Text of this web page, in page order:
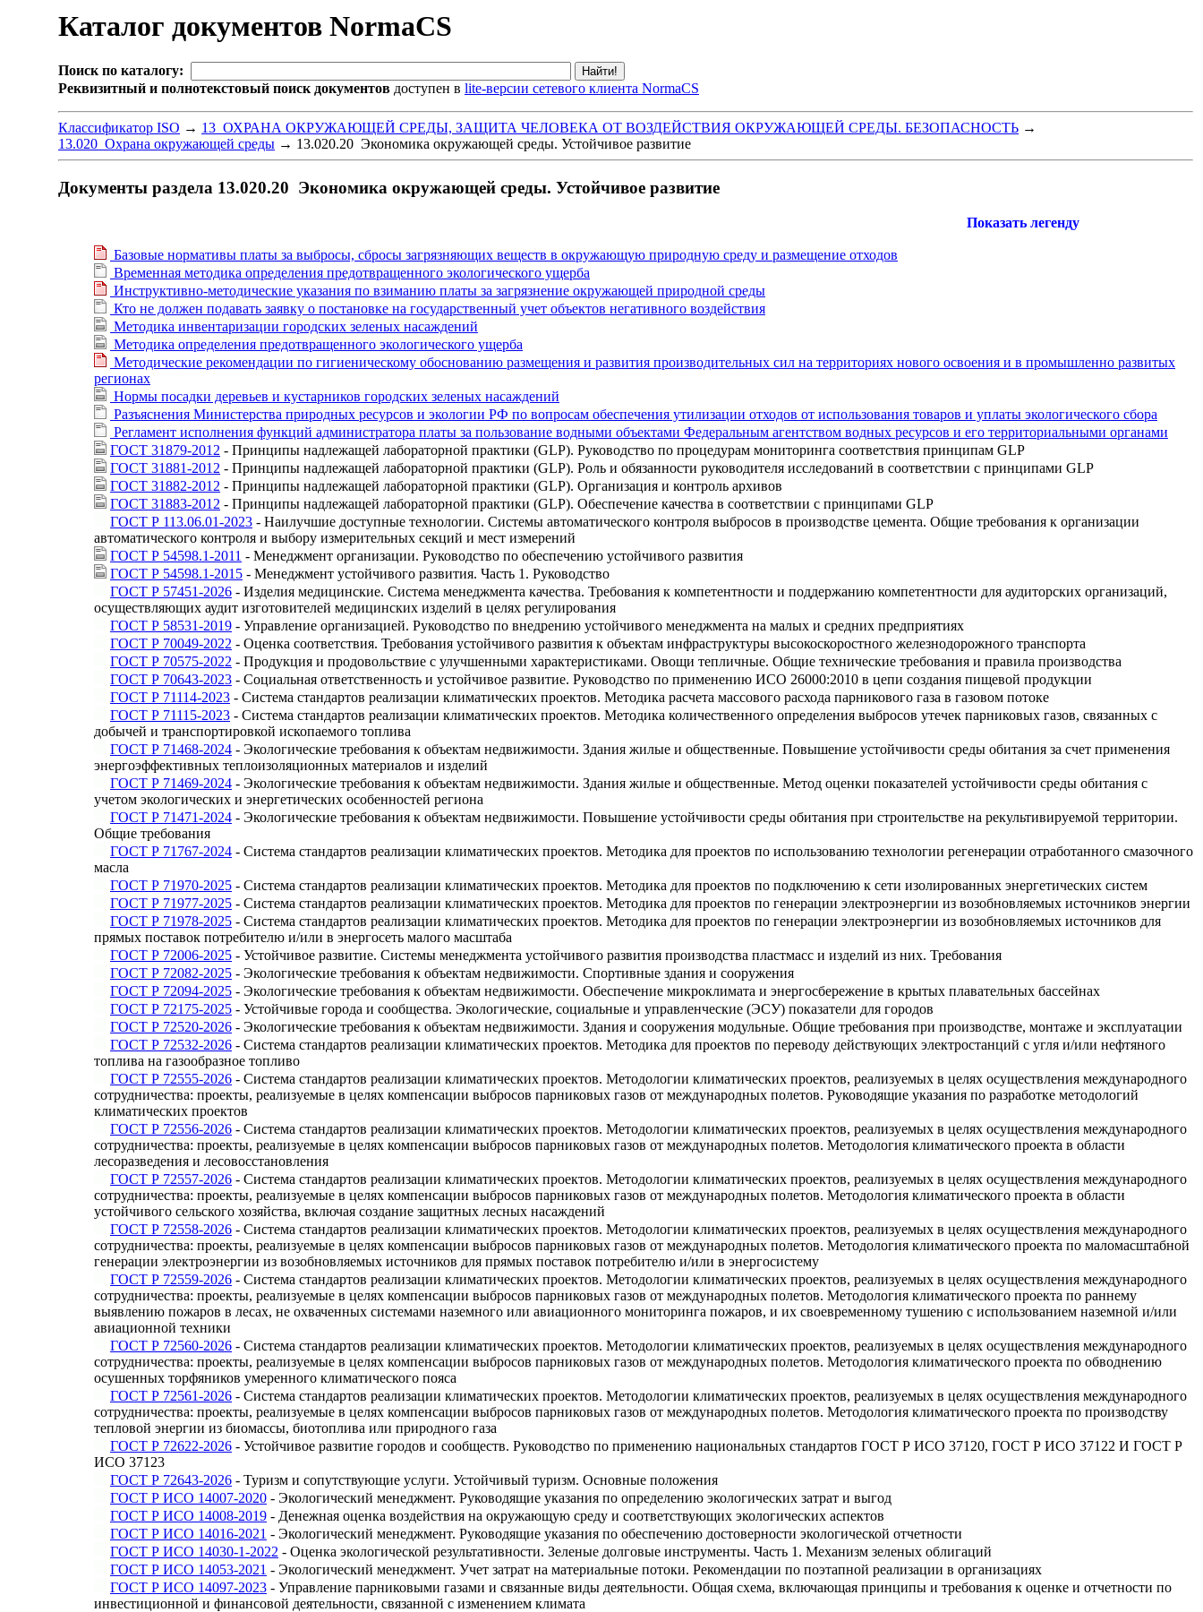
Каталог документов NormaCS
Поиск по каталогу:
Реквизитный и полнотекстовый поиск документов доступен в lite-версии сетевого клиента NormaCS
Классификатор ISO → 13 ОХРАНА ОКРУЖАЮЩЕЙ СРЕДЫ, ЗАЩИТА ЧЕЛОВЕКА ОТ ВОЗДЕЙСТВИЯ ОКРУЖАЮЩЕЙ СРЕДЫ. БЕЗОПАСНОСТЬ →
13.020 Охрана окружающей среды → 13.020.20 Экономика окружающей среды. Устойчивое развитие
Документы раздела 13.020.20 Экономика окружающей среды. Устойчивое развитие
Показать легенду
Базовые нормативы платы за выбросы, сбросы загрязняющих веществ в окружающую природную среду и размещение отходов
Временная методика определения предотвращенного экологического ущерба
Инструктивно-методические указания по взиманию платы за загрязнение окружающей природной среды
Кто не должен подавать заявку о постановке на государственный учет объектов негативного воздействия
Методика инвентаризации городских зеленых насаждений
Методика определения предотвращенного экологического ущерба
Методические рекомендации по гигиеническому обоснованию размещения и развития производительных сил на территориях нового освоения и в промышленно развитых
регионах
Нормы посадки деревьев и кустарников городских зеленых насаждений
Разъяснения Министерства природных ресурсов и экологии РФ по вопросам обеспечения утилизации отходов от использования товаров и уплаты экологического сбора
Регламент исполнения функций администратора платы за пользование водными объектами Федеральным агентством водных ресурсов и его территориальными органами
ГОСТ 31879-2012 - Принципы надлежащей лабораторной практики (GLP). Руководство по процедурам мониторинга соответствия принципам GLP
ГОСТ 31881-2012 - Принципы надлежащей лабораторной практики (GLP). Роль и обязанности руководителя исследований в соответствии с принципами GLP
ГОСТ 31882-2012 - Принципы надлежащей лабораторной практики (GLP). Организация и контроль архивов
ГОСТ 31883-2012 - Принципы надлежащей лабораторной практики (GLP). Обеспечение качества в соответствии с принципами GLP
ГОСТ Р 113.06.01-2023 - Наилучшие доступные технологии. Системы автоматического контроля выбросов в производстве цемента. Общие требования к организации
автоматического контроля и выбору измерительных секций и мест измерений
ГОСТ Р 54598.1-2011 - Менеджмент организации. Руководство по обеспечению устойчивого развития
ГОСТ Р 54598.1-2015 - Менеджмент устойчивого развития. Часть 1. Руководство
ГОСТ Р 57451-2026 - Изделия медицинские. Система менеджмента качества. Требования к компетентности и поддержанию компетентности для аудиторских организаций,
осуществляющих аудит изготовителей медицинских изделий в целях регулирования
ГОСТ Р 58531-2019 - Управление организацией. Руководство по внедрению устойчивого менеджмента на малых и средних предприятиях
ГОСТ Р 70049-2022 - Оценка соответствия. Требования устойчивого развития к объектам инфраструктуры высокоскоростного железнодорожного транспорта
ГОСТ Р 70575-2022 - Продукция и продовольствие с улучшенными характеристиками. Овощи тепличные. Общие технические требования и правила производства
ГОСТ Р 70643-2023 - Социальная ответственность и устойчивое развитие. Руководство по применению ИСО 26000:2010 в цепи создания пищевой продукции
ГОСТ Р 71114-2023 - Система стандартов реализации климатических проектов. Методика расчета массового расхода парникового газа в газовом потоке
ГОСТ Р 71115-2023 - Система стандартов реализации климатических проектов. Методика количественного определения выбросов утечек парниковых газов, связанных с
добычей и транспортировкой ископаемого топлива
ГОСТ Р 71468-2024 - Экологические требования к объектам недвижимости. Здания жилые и общественные. Повышение устойчивости среды обитания за счет применения
энергоэффективных теплоизоляционных материалов и изделий
ГОСТ Р 71469-2024 - Экологические требования к объектам недвижимости. Здания жилые и общественные. Метод оценки показателей устойчивости среды обитания с
учетом экологических и энергетических особенностей региона
ГОСТ Р 71471-2024 - Экологические требования к объектам недвижимости. Повышение устойчивости среды обитания при строительстве на рекультивируемой территории.
Общие требования
ГОСТ Р 71767-2024 - Система стандартов реализации климатических проектов. Методика для проектов по использованию технологии регенерации отработанного смазочного
масла
ГОСТ Р 71970-2025 - Система стандартов реализации климатических проектов. Методика для проектов по подключению к сети изолированных энергетических систем
ГОСТ Р 71977-2025 - Система стандартов реализации климатических проектов. Методика для проектов по генерации электроэнергии из возобновляемых источников энергии
ГОСТ Р 71978-2025 - Система стандартов реализации климатических проектов. Методика для проектов по генерации электроэнергии из возобновляемых источников для
прямых поставок потребителю и/или в энергосеть малого масштаба
ГОСТ Р 72006-2025 - Устойчивое развитие. Системы менеджмента устойчивого развития производства пластмасс и изделий из них. Требования
ГОСТ Р 72082-2025 - Экологические требования к объектам недвижимости. Спортивные здания и сооружения
ГОСТ Р 72094-2025 - Экологические требования к объектам недвижимости. Обеспечение микроклимата и энергосбережение в крытых плавательных бассейнах
ГОСТ Р 72175-2025 - Устойчивые города и сообщества. Экологические, социальные и управленческие (ЭСУ) показатели для городов
ГОСТ Р 72520-2026 - Экологические требования к объектам недвижимости. Здания и сооружения модульные. Общие требования при производстве, монтаже и эксплуатации
ГОСТ Р 72532-2026 - Система стандартов реализации климатических проектов. Методика для проектов по переводу действующих электростанций с угля и/или нефтяного
топлива на газообразное топливо
ГОСТ Р 72555-2026 - Система стандартов реализации климатических проектов. Методологии климатических проектов, реализуемых в целях осуществления международного
сотрудничества: проекты, реализуемые в целях компенсации выбросов парниковых газов от международных полетов. Руководящие указания по разработке методологий
климатических проектов
ГОСТ Р 72556-2026 - Система стандартов реализации климатических проектов. Методологии климатических проектов, реализуемых в целях осуществления международного
сотрудничества: проекты, реализуемые в целях компенсации выбросов парниковых газов от международных полетов. Методология климатического проекта в области
лесоразведения и лесовосстановления
ГОСТ Р 72557-2026 - Система стандартов реализации климатических проектов. Методологии климатических проектов, реализуемых в целях осуществления международного
сотрудничества: проекты, реализуемые в целях компенсации выбросов парниковых газов от международных полетов. Методология климатического проекта в области
устойчивого сельского хозяйства, включая создание защитных лесных насаждений
ГОСТ Р 72558-2026 - Система стандартов реализации климатических проектов. Методологии климатических проектов, реализуемых в целях осуществления международного
сотрудничества: проекты, реализуемые в целях компенсации выбросов парниковых газов от международных полетов. Методология климатического проекта по маломасштабной
генерации электроэнергии из возобновляемых источников для прямых поставок потребителю и/или в энергосистему
ГОСТ Р 72559-2026 - Система стандартов реализации климатических проектов. Методологии климатических проектов, реализуемых в целях осуществления международного
сотрудничества: проекты, реализуемые в целях компенсации выбросов парниковых газов от международных полетов. Методология климатического проекта по раннему
выявлению пожаров в лесах, не охваченных системами наземного или авиационного мониторинга пожаров, и их своевременному тушению с использованием наземной и/или
авиационной техники
ГОСТ Р 72560-2026 - Система стандартов реализации климатических проектов. Методологии климатических проектов, реализуемых в целях осуществления международного
сотрудничества: проекты, реализуемые в целях компенсации выбросов парниковых газов от международных полетов. Методология климатического проекта по обводнению
осушенных торфяников умеренного климатического пояса
ГОСТ Р 72561-2026 - Система стандартов реализации климатических проектов. Методологии климатических проектов, реализуемых в целях осуществления международного
сотрудничества: проекты, реализуемые в целях компенсации выбросов парниковых газов от международных полетов. Методология климатического проекта по производству
тепловой энергии из биомассы, биотоплива или природного газа
ГОСТ Р 72622-2026 - Устойчивое развитие городов и сообществ. Руководство по применению национальных стандартов ГОСТ Р ИСО 37120, ГОСТ Р ИСО 37122 И ГОСТ Р
ИСО 37123
ГОСТ Р 72643-2026 - Туризм и сопутствующие услуги. Устойчивый туризм. Основные положения
ГОСТ Р ИСО 14007-2020 - Экологический менеджмент. Руководящие указания по определению экологических затрат и выгод
ГОСТ Р ИСО 14008-2019 - Денежная оценка воздействия на окружающую среду и соответствующих экологических аспектов
ГОСТ Р ИСО 14016-2021 - Экологический менеджмент. Руководящие указания по обеспечению достоверности экологической отчетности
ГОСТ Р ИСО 14030-1-2022 - Оценка экологической результативности. Зеленые долговые инструменты. Часть 1. Механизм зеленых облигаций
ГОСТ Р ИСО 14053-2021 - Экологический менеджмент. Учет затрат на материальные потоки. Рекомендации по поэтапной реализации в организациях
ГОСТ Р ИСО 14097-2023 - Управление парниковыми газами и связанные виды деятельности. Общая схема, включающая принципы и требования к оценке и отчетности по
инвестиционной и финансовой деятельности, связанной с изменением климата